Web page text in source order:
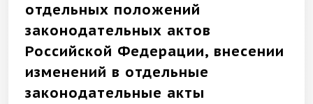
отдельных положений
законодательных актов
Российской Федерации, внесении
изменений в отдельные
законодательные акты